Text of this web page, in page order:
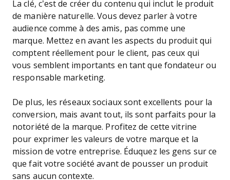
La clé, c’est de créer du contenu qui inclut le produit
de manière naturelle. Vous devez parler à votre
audience comme à des amis, pas comme une
marque. Mettez en avant les aspects du produit qui
comptent réellement pour le client, pas ceux qui
vous semblent importants en tant que fondateur ou
responsable marketing.
De plus, les réseaux sociaux sont excellents pour la
conversion, mais avant tout, ils sont parfaits pour la
notoriété de la marque. Profitez de cette vitrine
pour exprimer les valeurs de votre marque et la
mission de votre entreprise. Éduquez les gens sur ce
que fait votre société avant de pousser un produit
sans aucun contexte.